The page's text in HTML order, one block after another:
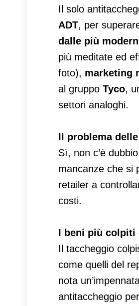
Il solo
ADT, per
dalle più
più meditate ed
foto), marketing
al gruppo Tyco,
settori analoghi.
Il problema
Sì, non c’è
mancanze che si
retailer a
costi.
I beni più colpiti
Il taccheggio
come quelli del
nota
antitaccheggio